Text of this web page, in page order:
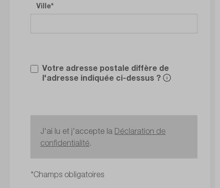
Ville
Votre adresse postale diffère de
l'adresse indiquée ci-dessus ?
J'ai lu et j'accepte la Déclaration de
confidentialité.
*Champs obligatoires